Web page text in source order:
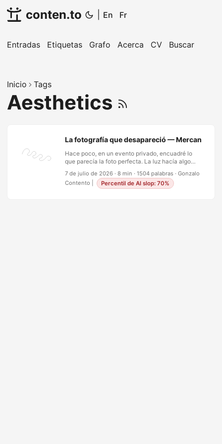
conten.to En Fr
Entradas Etiquetas Grafo Acerca CV Buscar
Inicio Tags
Aesthetics
La fotografía que desapareció — Mercancía,
Hace poco, en un evento privado, encuadré lo
que parecía la foto perfecta. La luz hacía algo
raro, la composición se había armado sola y el
momento estaba a punto de culminar. Entonces,
en ese mismo instante, una docena de celulares
7 de julio de 2026 · 8 min · 1504 palabras · Gonzalo
Contento
Percentil de AI slop: 70%